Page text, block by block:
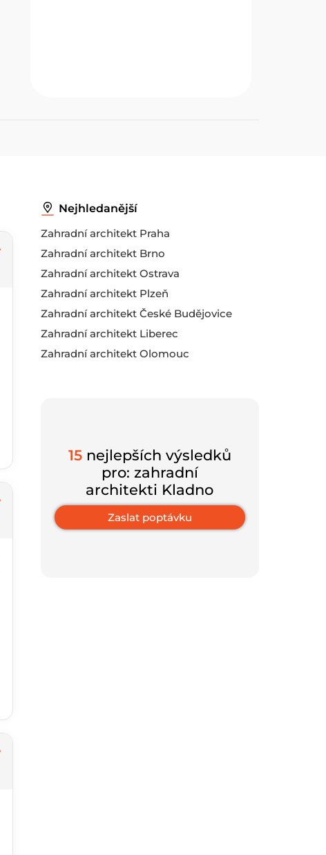
Nejhledanější
Zahradní architekt Praha
Zahradní architekt Brno
Zahradní architekt Ostrava
Zahradní architekt Plzeň
Zahradní architekt České Budějovice
Zahradní architekt Liberec
Zahradní architekt Olomouc
15nejlepších výsledků
pro: zahradní
architekti Kladno